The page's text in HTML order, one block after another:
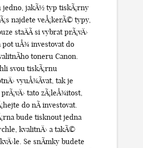
jedno, jakÃ½ typ tiskÃ¡rny
najdete veÅ¡kerÃ© typy,
staÄÃ­ si vybrat prÃ¡vÄ›
pot uÅ¾ investovat do
toneru Canon.
svou tiskÃ¡rnu
vyuÅ¾Ã­vat, tak je
tato zÃ¡leÅ¾itost,
do nÃ­ investovat.
bude tisknout jedna
kvalitnÄ› a takÃ©
Se snÃ­mky budete